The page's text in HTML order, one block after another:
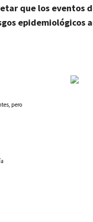
que los
epidemiológicos
pero